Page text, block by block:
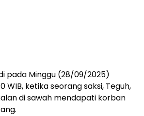
pada Minggu (28/09/2025)
WIB, ketika seorang saksi, Teguh,
di sawah mendapati korban